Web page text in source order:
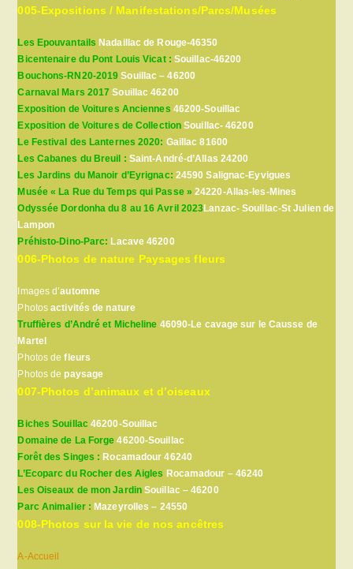
005-Expositions / Manifestations/Parcs/Musées
Les Epouvantails Nadaillac de Rouge-46350
Bicentenaire du Pont Louis Vicat : Souillac-46200
Bouchons-RN20-2019Souillac – 46200
Carnaval Mars 2017 Souillac 46200
Exposition de Voitures Anciennes 46200-Souillac
Exposition de Voitures de Collection Souillac- 46200
Le Festival des Lanternes 2020: Gaillac 81600
Les Cabanes du Breuil : Saint-André-d’Allas 24200
Les Jardins du Manoir d’Eyrignac: 24590 Salignac-Eyvigues
Musée « La Rue du Temps qui Passe » 24220-Allas-les-Mines
Odyssée Dordonha du 8 au 16 Avril 2023Lanzac- Souillac-St Julien de
Lampon
Préhisto-Dino-Parc: Lacave 46200
006-Photos de nature Paysages fleurs
Images d’automne
Photosactivités de nature
Truffières d’André et Micheline 46090-Le cavage sur le Causse de
Martel
Photos defleurs
Photos depaysage
007-Photos d’animaux et d’oiseaux
Biches Souillac46200-Souillac
Domaine de La Forge 46200-Souillac
Forêt des Singes : Rocamadour 46240
L’Ecoparc du Rocher des Aigles Rocamadour – 46240
Les Oiseaux de mon JardinSouillac – 46200
Parc Animalier : Mazeyrolles – 24550
008-Photos sur la vie de nos ancêtres
A-Accueil